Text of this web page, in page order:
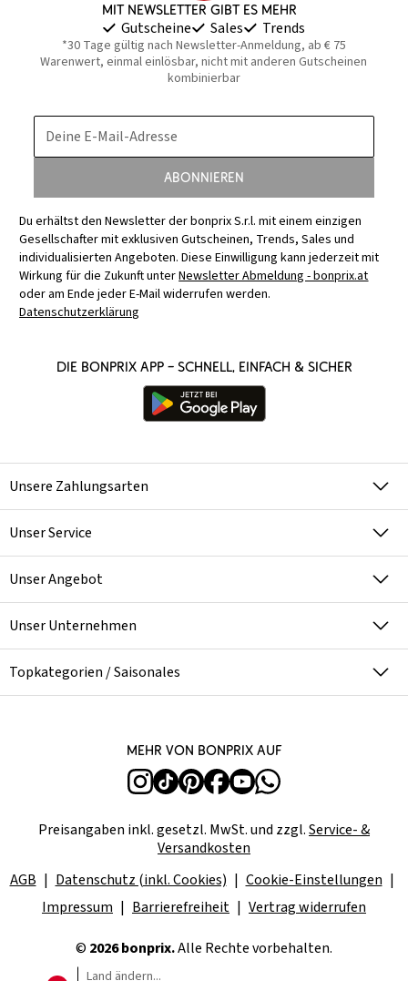
Mit Newsletter gibt es mehr
Gutscheine Sales Trends
*30 Tage gültig nach Newsletter-Anmeldung, ab € 75
Warenwert, einmal einlösbar, nicht mit anderen Gutscheinen
kombinierbar
Deine E-Mail-Adresse
Abonnieren
Du erhältst den Newsletter der bonprix S.r.l. mit einem einzigen
Gesellschafter mit exklusiven Gutscheinen, Trends, Sales und
individualisierten Angeboten. Diese Einwilligung kann jederzeit mit
Wirkung für die Zukunft unterNewsletter Abmeldung - bonprix.at
oder am Ende jeder E-Mail widerrufen werden.
Datenschutzerklärung
Die bonprix App – schnell, einfach & sicher
Unsere Zahlungsarten
Unser Service
Unser Angebot
Unser Unternehmen
Topkategorien / Saisonales
Mehr von bonprix auf
Preisangaben inkl. gesetzl. MwSt. und zzgl.Service- &
Versandkosten
AGB
Datenschutz (inkl. Cookies)
Cookie-Einstellungen
Impressum
Barrierefreiheit Vertrag widerrufen
© 2026 bonprix.Alle Rechte vorbehalten.
Land ändern...